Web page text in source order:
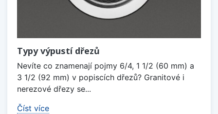
Typy výpustí dřezů
Nevíte co znamenají pojmy 6/4, 1 1/2 (60 mm) a
3 1/2 (92 mm) v popiscích dřezů? Granitové i
nerezové dřezy se...
Číst více